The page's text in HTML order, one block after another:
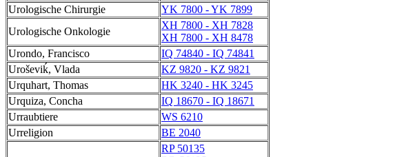
Urologische Chirurgie
YK 7800 - YK 7899
Urologische Onkologie
XH 7800 - XH 7828
XH 7800 - XH 8478
Urondo, Francisco
IQ 74840 - IQ 74841
Uroševiḱ, Vlada
KZ 9820 - KZ 9821
Urquhart, Thomas
HK 3240 - HK 3245
Urquiza, Concha
IQ 18670 - IQ 18671
Urraubtiere
WS 6210
Urreligion
BE 2040
RP 50135